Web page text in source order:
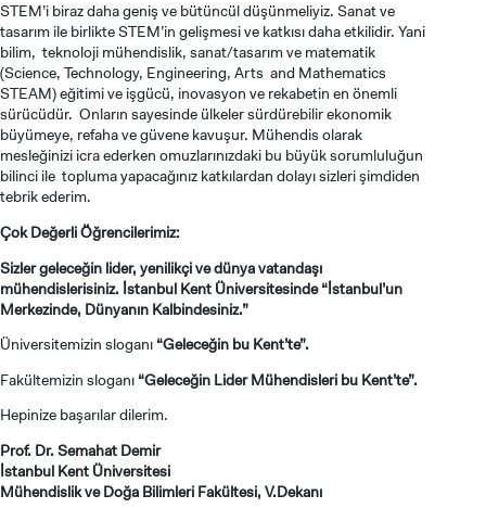
STEM’i biraz daha geniş ve bütüncül düşünmeliyiz. Sanat ve
tasarım ile birlikte STEM’in gelişmesi ve katkısı daha etkilidir. Yani
bilim, teknoloji mühendislik, sanat/tasarım ve matematik
(Science, Technology, Engineering, Arts and Mathematics
STEAM) eğitimi ve işgücü, inovasyon ve rekabetin en önemli
sürücüdür. Onların sayesinde ülkeler sürdürebilir ekonomik
büyümeye, refaha ve güvene kavuşur. Mühendis olarak
mesleğinizi icra ederken omuzlarınızdaki bu büyük sorumluluğun
bilinci ile topluma yapacağınız katkılardan dolayı sizleri şimdiden
tebrik ederim.
Çok Değerli Öğrencilerimiz:
Sizler geleceğin lider, yenilikçi ve dünya vatandaşı
mühendislerisiniz. İstanbul Kent Üniversitesinde “İstanbul’un
Merkezinde, Dünyanın Kalbindesiniz.”
Üniversitemizin sloganı “Geleceğin bu Kent’te”.
Fakültemizin sloganı “Geleceğin Lider Mühendisleri bu Kent’te”.
Hepinize başarılar dilerim.
Prof. Dr. Semahat Demir
İstanbul Kent Üniversitesi
Mühendislik ve Doğa Bilimleri Fakültesi, V.Dekanı